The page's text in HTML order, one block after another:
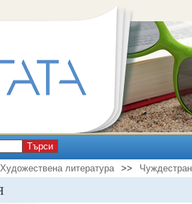
Търси
Художествена литература >>